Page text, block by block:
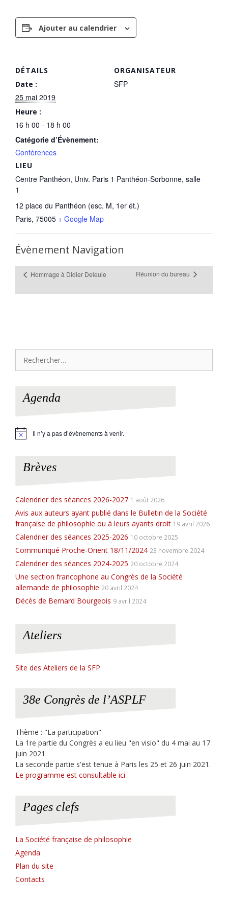
DÉTAILS
Date :
25 mai 2019
Heure :
16 h 00 - 18 h 00
Catégorie d’Évènement:
Conférences
LIEU
Centre Panthéon, Univ. Paris 1 Panthéon-Sorbonne, salle
1
12 place du Panthéon (esc. M, 1er ét.)
Paris, 75005 + Google Map
ORGANISATEUR
SFP
Ajouter au calendrier
Évènement Navigation
Hommage à Didier Deleule Réunion du bureau
Agenda
N
Il n’y a pas d’évènements à venir.
Brèves
Calendrier des séances 2026-2027 1 août 2026
Avis aux auteurs ayant publié dans le Bulletin de la Société
française de philosophie ou à leurs ayants droit 19 avril 2026
Calendrier des séances 2025-2026 10 octobre 2025
Communiqué Proche-Orient 18/11/2024 23 novembre 2024
Calendrier des séances 2024-2025 20 octobre 2024
Une section francophone au Congrès de la Société
allemande de philosophie 20 avril 2024
Décès de Bernard Bourgeois 9 avril 2024
Ateliers
Site des Ateliers de la SFP
38e Congrès de l’ASPLF
Thème : "La participation"
La 1re partie du Congrès a eu lieu "en visio" du 4 mai au 17
juin 2021.
La seconde partie s'est tenue à Paris les 25 et 26 juin 2021.
Le programme est consultable ici
Pages clefs
La Société française de philosophie
Agenda
Plan du site
Contacts